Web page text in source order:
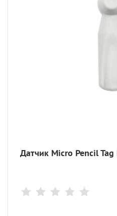
Датчик Micro Pencil